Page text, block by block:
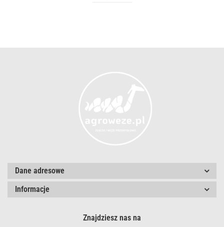
Dane adresowe
Informacje
Znajdziesz nas na